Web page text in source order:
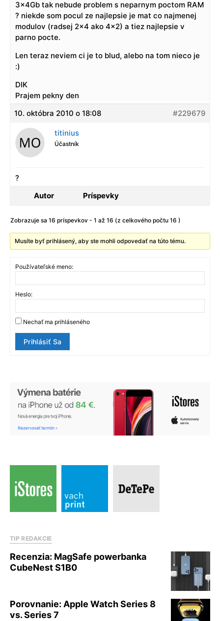
3x4Gb tak nebude problem s neparnym poctom RAM
? niekde som pocul ze najlepsie je mat co najmenej
modulov (radsej 2×4 ako 4×2) a tiez najlepsie v
parno pocte.
Len teraz neviem ci je to blud, alebo na tom nieco je
:)
DIK
Prajem pekny den
10. októbra 2010 o 18:08
#229679
titinius
Účastník
?
Autor
Príspevky
Zobrazuje sa 16 príspevkov - 1 až 16 (z celkového počtu 16 )
Musíte byť prihlásený, aby ste mohli odpovedať na túto tému.
Používateľské meno:
Heslo:
Nechať ma prihláseného
Prihlásiť Sa
TIP REDAKCIE
Recenzia: MagSafe powerbanka
CubeNest S1B0
Porovnanie: Apple Watch Series 8
vs. Series 7